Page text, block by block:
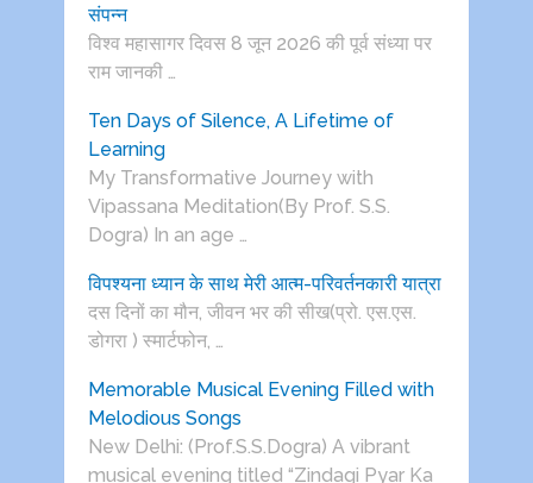
संपन्न
विश्व महासागर दिवस 8 जून 2026 की पूर्व संध्या पर
राम जानकी …
Ten Days of Silence, A Lifetime of
Learning
My Transformative Journey with
Vipassana Meditation(By Prof. S.S.
Dogra) In an age …
विपश्यना ध्यान के साथ मेरी आत्म-परिवर्तनकारी यात्रा
दस दिनों का मौन, जीवन भर की सीख(प्रो. एस.एस.
डोगरा ) स्मार्टफोन, …
Memorable Musical Evening Filled with
Melodious Songs
New Delhi: (Prof.S.S.Dogra) A vibrant
musical evening titled “Zindagi Pyar Ka